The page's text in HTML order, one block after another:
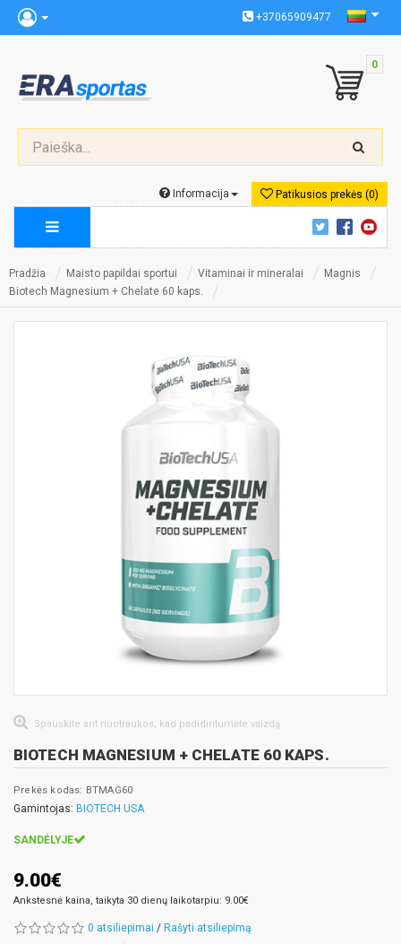
+37065909477
0
Patikusios prekės (0)
Informacija
Pradžia Maisto papildai sportui Vitaminai ir mineralai
Magnis
Biotech Magnesium + Chelate 60 kaps.
Spauskite ant nuotraukos, kad padidintumėte vaizdą
BIOTECH MAGNESIUM + CHELATE 60 KAPS.
Prekės kodas: BTMAG60
Gamintojas: BIOTECH USA
SANDĖLYJE
9.00€
Ankstesnė kaina, taikyta 30 dienų laikotarpiu: 9.00€
0 atsiliepimai / Rašyti atsiliepimą